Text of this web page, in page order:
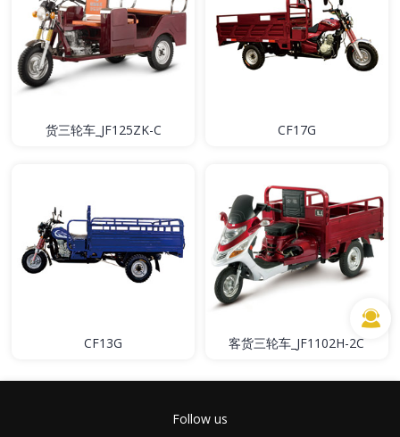
货三轮车_JF125ZK-C CF17G
CF13G 客货三轮车_JF1102H-2C
Follow us